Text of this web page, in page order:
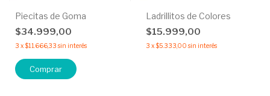
Piecitas de Goma
$34.999,00
3 x$11.666,33 sin interés
Comprar
Ladrillitos de Colores
$15.999,00
3 x$5.333,00 sin interés